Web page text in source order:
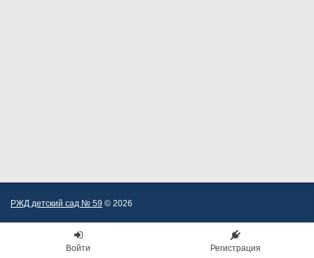
РЖД детский сад № 59 © 2026
Войти Регистрация